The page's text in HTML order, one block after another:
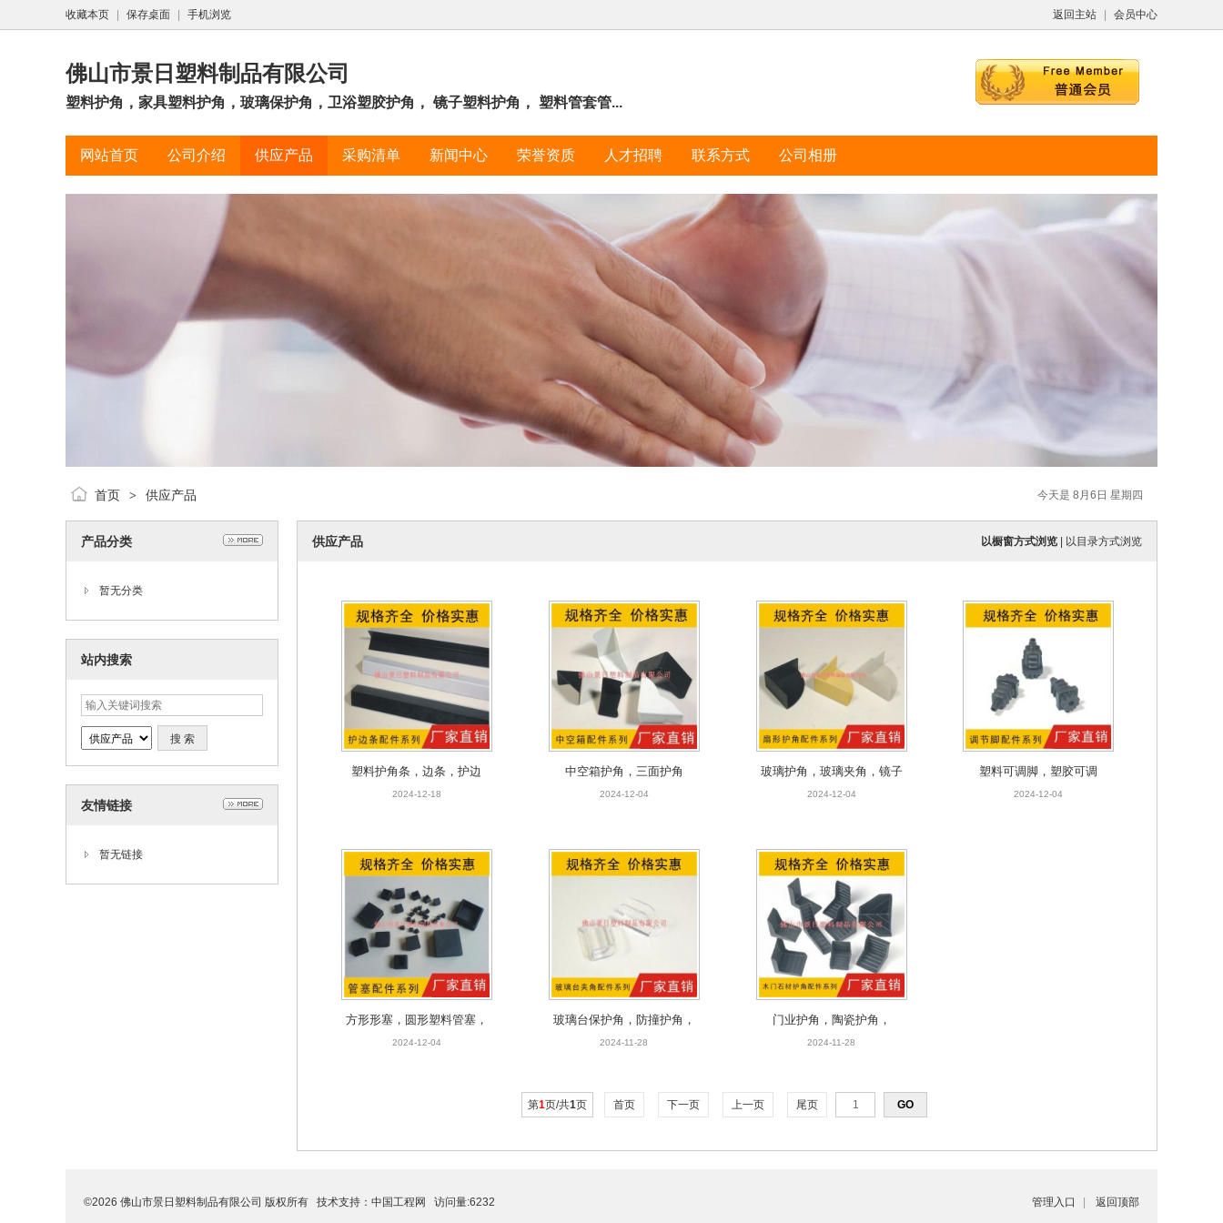
返回主站 会员中心
收藏本页 保存桌面 手机浏览
佛山市景日塑料制品有限公司
塑料护角，家具塑料护角，玻璃保护角，卫浴塑胶护角， 镜子塑料护角， 塑料管套管...
网站首页 公司介绍 供应产品 采购清单 新闻中心 荣誉资质 人才招聘 联系方式 公司相册
今天是 8月6日 星期四
首页 > 供应产品
产品分类
暂无分类
站内搜索
友情链接
暂无链接
以橱窗方式浏览 以目录方式浏览
供应产品
塑料护角条，边条，护边
2024-12-18
中空箱护角，三面护角
2024-12-04
玻璃护角，玻璃夹角，镜子
护角
2024-12-04
塑料可调脚，塑胶可调
2024-12-04
方形形塞，圆形塑料管塞，
常规格家具管塞
2024-12-04
玻璃台保护角，防撞护角，
玻璃夹
2024-11-28
门业护角，陶瓷护角，
2024-11-28
第1页/共1页 首页 下一页 上一页 尾页
管理入口 返回顶部
©2026 佛山市景日塑料制品有限公司 版权所有 技术支持： 中国工程网 访问量:6232